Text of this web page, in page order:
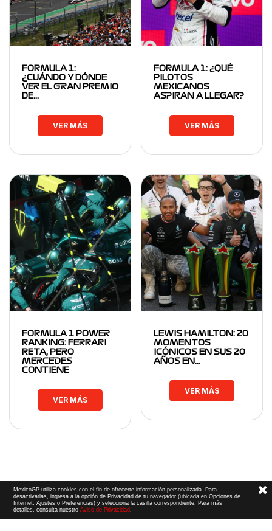
FORMULA 1:
¿CUÁNDO Y DÓNDE
VER EL GRAN PREMIO
DE…
VER MÁS
FORMULA 1: ¿QUÉ
PILOTOS
MEXICANOS
ASPIRAN A LLEGAR?
VER MÁS
FORMULA 1 POWER
RANKING: FERRARI
RETA, PERO
MERCEDES
CONTIENE
VER MÁS
LEWIS HAMILTON: 20
MOMENTOS
ICÓNICOS EN SUS 20
AÑOS EN…
VER MÁS
MexicoGP utiliza cookies con el fin de ofrecerte información personalizada. Para
desactivarlas, ingresa a la opción de Privacidad de tu navegador (ubicada en Opciones de
Internet, Ajustes o Preferencias) y selecciona la casilla correspondiente. Para más
detalles, consulta nuestroAviso de Privacidad.